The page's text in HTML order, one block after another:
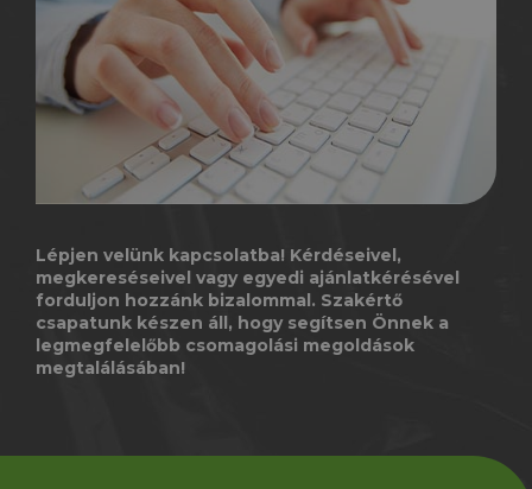
Lépjen velünk kapcsolatba! Kérdéseivel,
megkereséseivel vagy egyedi ajánlatkérésével
forduljon hozzánk bizalommal. Szakértő
csapatunk készen áll, hogy segítsen Önnek a
legmegfelelőbb csomagolási megoldások
megtalálásában!